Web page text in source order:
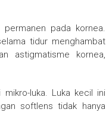
pada kornea.
tidur menghambat
astigmatisme kornea,
luka. Luka kecil ini
softlens tidak hanya